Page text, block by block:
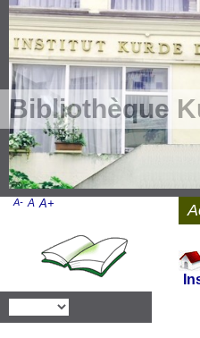
Bibliothèque
A- A A+